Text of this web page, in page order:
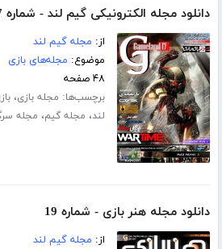
دانلود مجله الکترونیکی گیم لند - شماره 17
از: مجله گیم لند
موضوع: مجله‌های بازی
۴۸ صفحه
برچسب‌ها: مجله بازی،
لند، مجله گیم، مجله
دانلود مجله هنر بازی - شماره 19
از: مجله گیم لند